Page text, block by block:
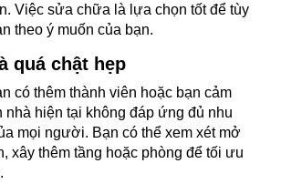
Việc sửa chữa là lựa chọn tốt để tùy
theo ý muốn của bạn.
quá chật hẹp
có thêm thành viên hoặc bạn cảm
nhà hiện tại không đáp ứng đủ nhu
mọi người. Bạn có thể xem xét mở
xây thêm tầng hoặc phòng để tối ưu